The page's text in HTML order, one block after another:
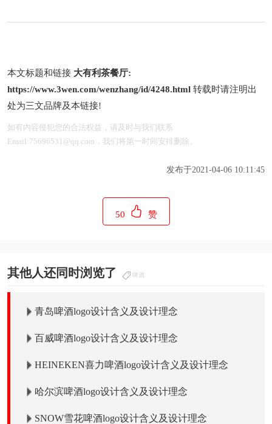
本文标题和链接 大有利茶餐厅:
https://www.3wen.com/wenzhang/id/4248.html 转载时请注明出
处为三文品牌及本链接!
如有内容侵犯您的合法权益，请及时与我们联系
Email:75696531@qq.com，我们将第一时间安排删除。
发布于2021-04-06 10:11:45
50 赞
其他人还同时浏览了 啤酒
青岛啤酒logo设计含义及设计理念
百威啤酒logo设计含义及设计理念
HEINEKEN喜力啤酒logo设计含义及设计理念
哈尔滨啤酒logo设计含义及设计理念
SNOW雪花啤酒logo设计含义及设计理念